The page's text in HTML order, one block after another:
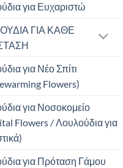
για Ευχαριστώ
ΓΙΑ ΚΑΘΕ
για Νέο Σπίτι
Flowers)
για Νοσοκομείο
Flowers / Λουλούδια για
για Πρόταση Γάμου